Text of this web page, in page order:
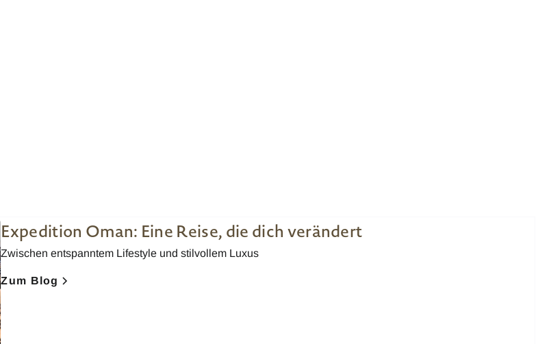
Expedition Oman: Eine Reise, die dich verändert
Zwischen entspanntem Lifestyle und stilvollem Luxus
Zum Blog